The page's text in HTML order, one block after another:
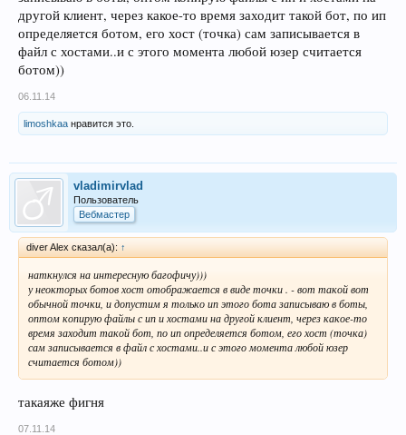
другой клиент, через какое-то время заходит такой бот, по ип
определяется ботом, его хост (точка) сам записывается в
файл с хостами..и с этого момента любой юзер считается
ботом))
06.11.14
limoshkaa нравится это.
vladimirvlad
Пользователь
Вебмастер
diver Alex сказал(а): ↑
наткнулся на интересную багофичу)))
у неокторых ботов хост отображается в виде точки . - вот такой вот
обычной точки, и допустим я только ип этого бота записываю в боты,
оптом копирую файлы с ип и хостами на другой клиент, через какое-то
время заходит такой бот, по ип определяется ботом, его хост (точка)
сам записывается в файл с хостами..и с этого момента любой юзер
считается ботом))
такаяже фигня
07.11.14